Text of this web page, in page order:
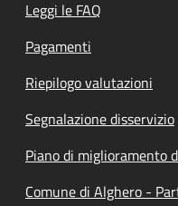
Leggi le FAQ
Pagamenti
Riepilogo valutazioni
Segnalazione disservizio
Piano di miglioramento
Comune di Alghero -